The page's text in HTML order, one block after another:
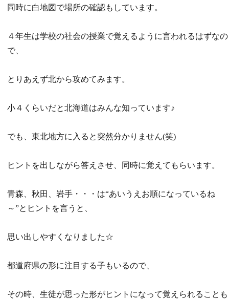
同時に白地図で場所の確認もしています。
４年生は学校の社会の授業で覚えるように言われるはずなの
で、
とりあえず北から攻めてみます。
小４くらいだと北海道はみんな知っています♪
でも、東北地方に入ると突然分かりません(笑)
ヒントを出しながら答えさせ、同時に覚えてもらいます。
青森、秋田、岩手・・・は“あいうえお順になっているね
～”とヒントを言うと、
思い出しやすくなりました☆
都道府県の形に注目する子もいるので、
その時、生徒が思った形がヒントになって覚えられることも